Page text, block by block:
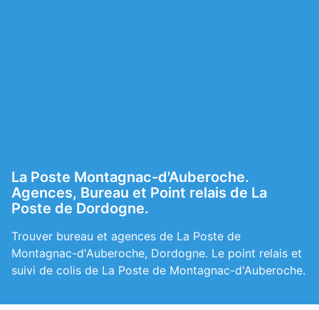
La Poste Montagnac-d'Auberoche.
Agences, Bureau et Point relais de La
Poste de Dordogne.
Trouver bureau et agences de La Poste de
Montagnac-d'Auberoche, Dordogne. Le point relais et
suivi de colis de La Poste de Montagnac-d'Auberoche.